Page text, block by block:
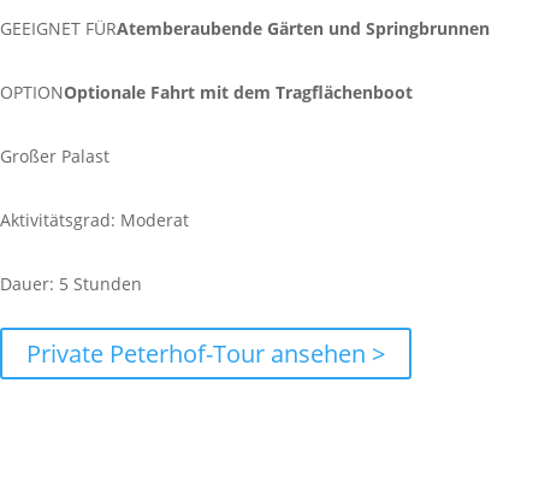
GEEIGNET FÜRAtemberaubende Gärten und Springbrunnen
OPTIONOptionale Fahrt mit dem Tragflächenboot
Großer Palast
Aktivitätsgrad: Moderat
Dauer: 5 Stunden
Private Peterhof-Tour ansehen >